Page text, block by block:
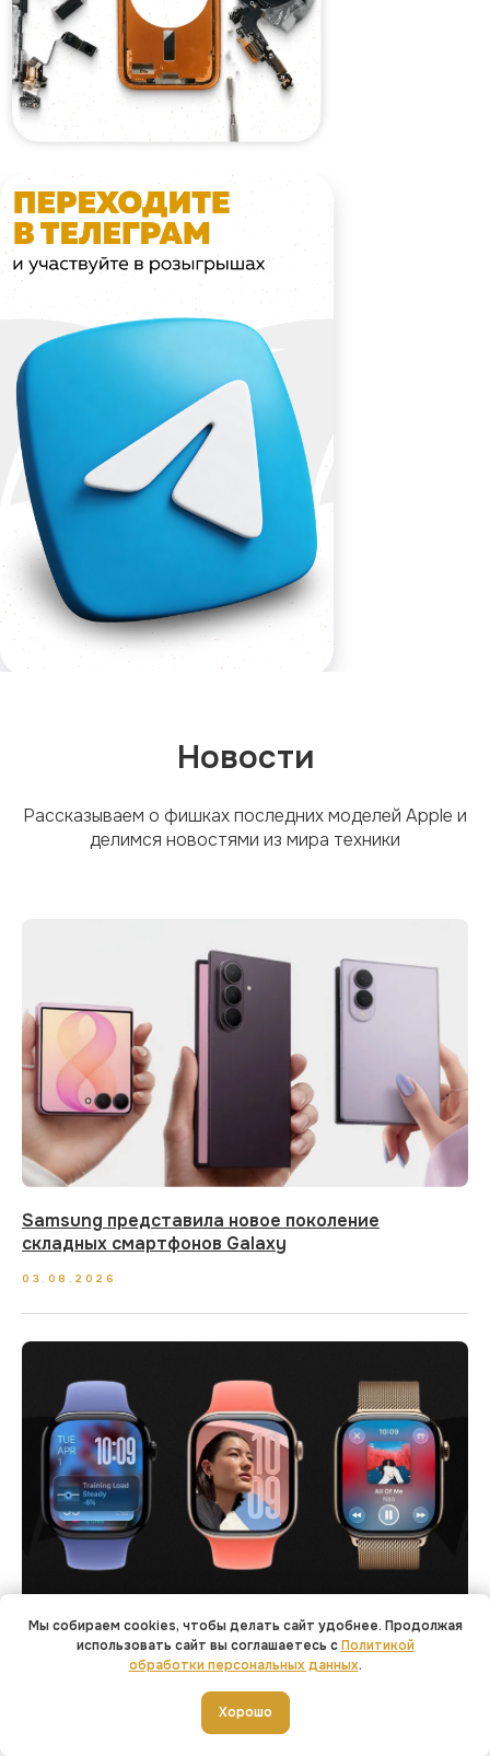
Мы собираем cookies, чтобы делать сайт удобнее. Продолжая
использовать сайт вы соглашаетесь сПолитикой
обработки персональных данных.
Хорошо
Добавить в корзину
Новости
Рассказываем о фишках последних моделей Apple и
делимся новостями из мира техники
Samsung представила новое поколение
складных смартфонов Galaxy
03.08.2026
В Apple Watch Series 12 появится неожиданное
нововведение